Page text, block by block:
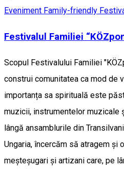
Eveniment Family-friendly
Festivalul Familiei
Scopul Festivalului Familiei
construi comunitatea ca mod de
importanța sa spirituală este
muzicii, instrumentelor muzicale
lângă ansamblurile din
Ungaria, încercăm să atragem și
meșteșugari și artizani care, pe